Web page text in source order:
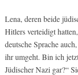
Lena, deren beide
Hitlers verteidigt
deutsche Sprache
ihr umgeht. Bin ich
Jüdischer Nazi gar?“